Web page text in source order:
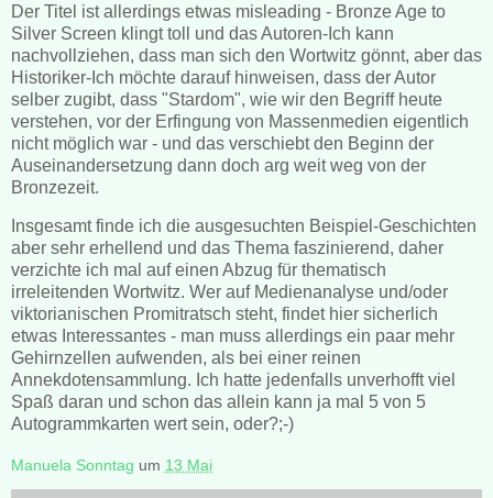
Der Titel ist allerdings etwas misleading - Bronze Age to
Silver Screen klingt toll und das Autoren-Ich kann
nachvollziehen, dass man sich den Wortwitz gönnt, aber das
Historiker-Ich möchte darauf hinweisen, dass der Autor
selber zugibt, dass "Stardom", wie wir den Begriff heute
verstehen, vor der Erfingung von Massenmedien eigentlich
nicht möglich war - und das verschiebt den Beginn der
Auseinandersetzung dann doch arg weit weg von der
Bronzezeit.
Insgesamt finde ich die ausgesuchten Beispiel-Geschichten
aber sehr erhellend und das Thema faszinierend, daher
verzichte ich mal auf einen Abzug für thematisch
irreleitenden Wortwitz. Wer auf Medienanalyse und/oder
viktorianischen Promitratsch steht, findet hier sicherlich
etwas Interessantes - man muss allerdings ein paar mehr
Gehirnzellen aufwenden, als bei einer reinen
Annekdotensammlung. Ich hatte jedenfalls unverhofft viel
Spaß daran und schon das allein kann ja mal 5 von 5
Autogrammkarten wert sein, oder?;-)
Manuela Sonntag um 13 Mai